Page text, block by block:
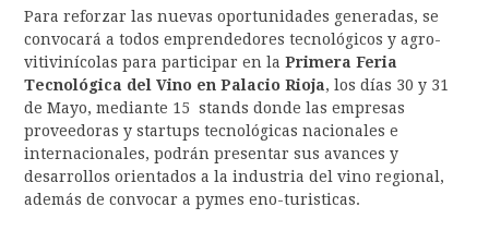
Para reforzar las nuevas oportunidades generadas, se
convocará a todos emprendedores tecnológicos y agro-
vitivinícolas para participar en laPrimera Feria
Tecnológica del Vino en Palacio Rioja, los días 30 y 31
de Mayo, mediante 15 stands donde las empresas
proveedoras y startups tecnológicas nacionales e
internacionales, podrán presentar sus avances y
desarrollos orientados a la industria del vino regional,
además de convocar a pymes eno-turisticas.